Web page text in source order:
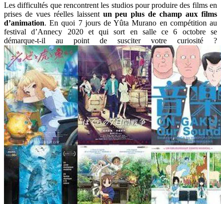
Les difficultés que rencontrent les studios pour produire des films en
prises de vues réelles laissent un peu plus de champ aux films
d’animation. En quoi 7 jours de Yûta Murano en compétition au
festival d’Annecy 2020 et qui sort en salle ce 6 octobre se
démarque-t-il au point de susciter votre curiosité ?